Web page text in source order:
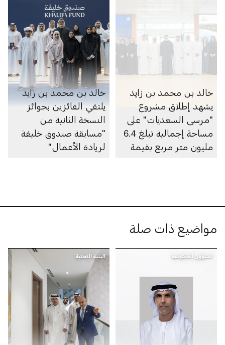
خالد بن محمد بن زايد
يشهد إطلاق مشروع
"مرسى السعديات" على
مساحة إجمالية تبلغ 6.4
مليون متر مربع بقيمة
خالد بن محمد بن زايد
يلتقي الفائزين بجوائز
النسخة الثانية من
"مسابقة صندوق خليفة
لريادة الأعمال"
مواضيع ذات صلة
الشؤون الحكومية البنية التحتية